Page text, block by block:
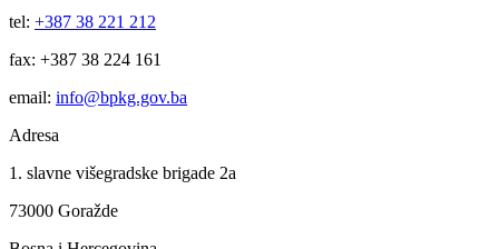
MUP BPK- obavještenje o rezultatima razgovora (intervjua)